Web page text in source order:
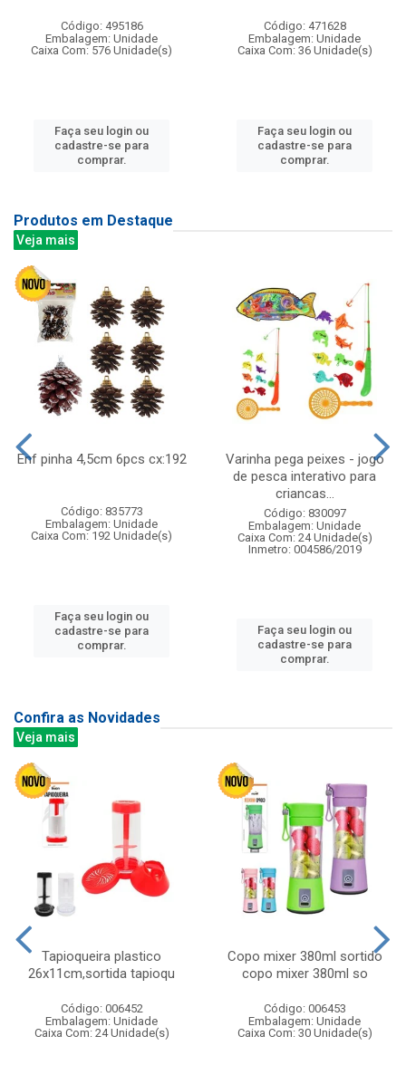
Código: 495186
Embalagem: Unidade
Caixa Com: 576 Unidade(s)
Faça seu login ou
cadastre-se para
comprar.
Código: 471628
Embalagem: Unidade
Caixa Com: 36 Unidade(s)
Faça seu login ou
cadastre-se para
comprar.
Produtos em Destaque
Veja mais
Enf pinha 4,5cm 6pcs cx:192
Código: 835773
Embalagem: Unidade
Caixa Com: 192 Unidade(s)
Faça seu login ou
cadastre-se para
comprar.
Varinha pega peixes - jogo
de pesca interativo para
criancas...
Código: 830097
Embalagem: Unidade
Caixa Com: 24 Unidade(s)
Inmetro: 004586/2019
Faça seu login ou
cadastre-se para
comprar.
Confira as Novidades
Veja mais
Tapioqueira plastico
26x11cm,sortida tapioqu
Código: 006452
Embalagem: Unidade
Caixa Com: 24 Unidade(s)
Copo mixer 380ml sortido
copo mixer 380ml so
Código: 006453
Embalagem: Unidade
Caixa Com: 30 Unidade(s)